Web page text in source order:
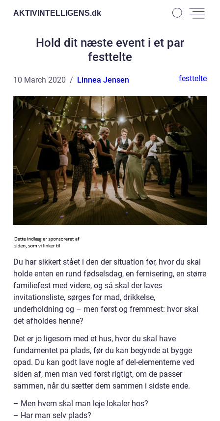
AKTIVINTELLIGENS.dk
Hold dit næste event i et par
festtelte
10 March 2020 Linnea Jensen festtelte
Du har sikkert stået i den der situation før, hvor du skal
holde enten en rund fødselsdag, en fernisering, en større
familiefest med videre, og så skal der laves
invitationsliste, sørges for mad, drikkelse,
underholdning og – men først og fremmest: hvor skal
det afholdes henne?
Det er jo ligesom med et hus, hvor du skal have
fundamentet på plads, før du kan begynde at bygge
opad. Du kan godt lave nogle af del-elementerne ved
siden af, men man ved først rigtigt, om de passer
sammen, når du sætter dem sammen i sidste ende.
– Men hvem skal man leje lokaler hos?
– Har man selv plads?